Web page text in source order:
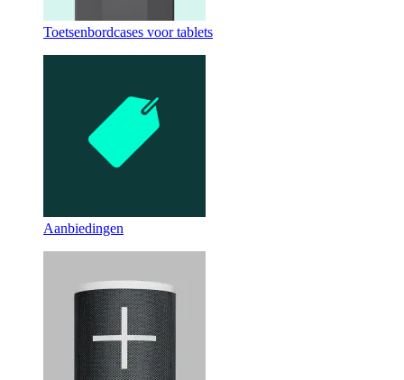
Toetsenbord­cases voor tablets
Aanbiedingen